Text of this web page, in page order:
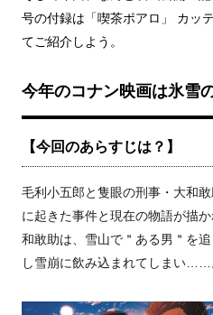
号の付録は「喫茶ポアロ」 カッ
てご紹介しよう。
今年のコナン映画は氷雪
【今回のあらすじは？】
毛利小五郎と隻眼の刑事・大和
に起きた事件と現在の物語が描
和敢助は、雪山で＂ある男＂を
し雪崩に飲み込まれてしまい……